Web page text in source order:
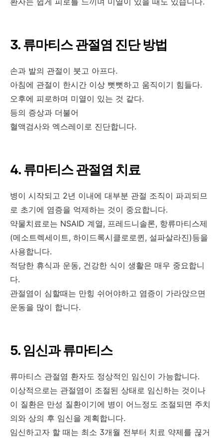
3. 류마티스 관절염 진단 방법
손과 발의 관절이 붓고 아프다.
아침에 관절이 한시간 이상 뻣뻣하고 움직이기 힘들다.
오후에 피로하며 미열이 있는 것 같다.
등의 증상과 더불어
혈액검사와 엑스레이로 진단합니다.
4. 류마티스 관절염 치료
병이 시작되고 2년 이내에 대부분 관절 조직이 파괴되므
로 초기에 염증을 억제하는 것이 중요합니다.
약물치료로는 NSAID 계열, 프레드니솔론, 항류마티스제
(메소트렉세이트, 하이드록시클로로퀸, 설파살라진)등을
사용합니다.
적당한 휴식과 운동, 건강한 식이 생활은 매우 중요합니
다.
관절염이 심할때는 만힝 쉬어야하고 염증이 가라앉으면
운동을 많이 합니다.
5. 임신과 류마티스
류마티스 관절염 환자도 정상적인 임신이 가능합니다.
이상적으로는 관절염이 조절된 상태로 임신하는 것이나
이 질환은 만성 질환이기에 병이 어느정도 조절되면 주치
의와 상의 후 임신을 계획합니다.
임신하고자 할 때는 최소 3개월 전부터 치료 약제를 끊거